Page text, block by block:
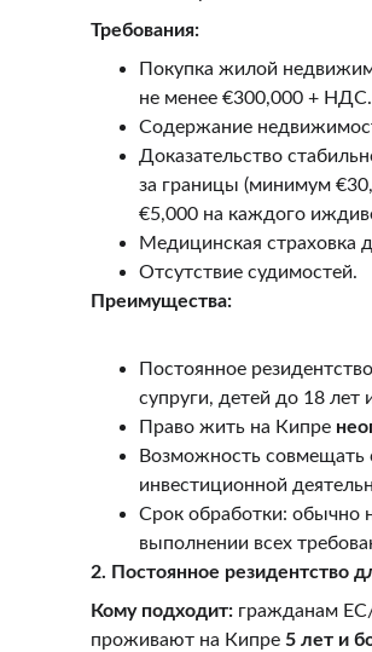
Требования:
Покупка жилой
не менее €300,000 + НДС.
Содержание
Доказательство
за границы (минимум
€5,000 на каждого
Медицинская страховка
Отсутствие судимостей.
Преимущества:
Постоянное
супруги, детей до 18 лет
Право жить на Кипре
Возможность совмещать
инвестиционной
Срок обработки: обычно
выполнении всех
2. Постоянное резидентство
Кому подходит: гражданам
проживают на Кипре 5 лет и